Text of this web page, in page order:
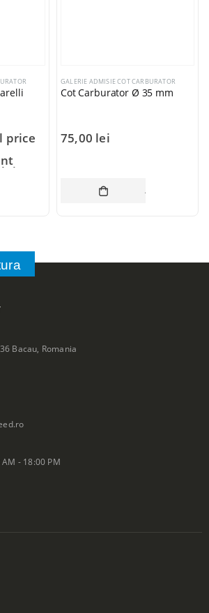
price
ÎN COȘ
GALERIE ADMISIE COT CARBURATOR
Cot Carburator Ø 35 mm
75,00 lei
ADAUGĂ ÎN COȘ
Bacau, Romania
- 18:00 PM